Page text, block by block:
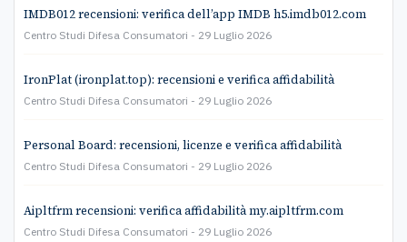
IMDB012 recensioni: verifica dell’app IMDB h5.imdb012.com
Centro Studi Difesa Consumatori 29 Luglio 2026
IronPlat (ironplat.top): recensioni e verifica affidabilità
Centro Studi Difesa Consumatori 29 Luglio 2026
Personal Board: recensioni, licenze e verifica affidabilità
Centro Studi Difesa Consumatori 29 Luglio 2026
Aipltfrm recensioni: verifica affidabilità my.aipltfrm.com
Centro Studi Difesa Consumatori 29 Luglio 2026